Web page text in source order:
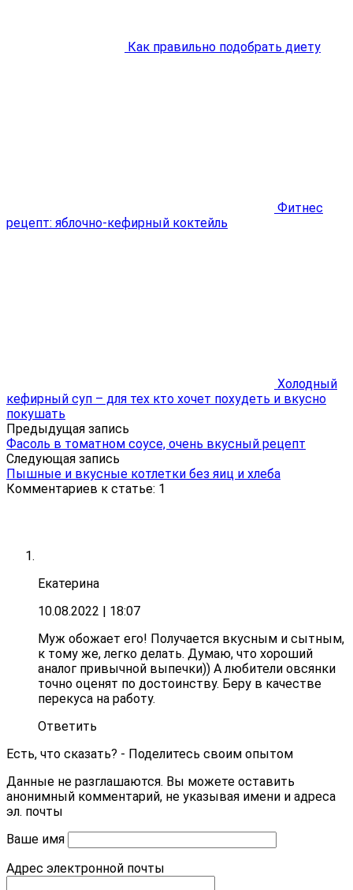
Как правильно подобрать диету
Фитнес
рецепт: яблочно-кефирный коктейль
Холодный
кефирный суп – для тех кто хочет похудеть и вкусно
покушать
Предыдущая запись
Фасоль в томатном соусе, очень вкусный рецепт
Следующая запись
Пышные и вкусные котлетки без яиц и хлеба
Комментариев к статье: 1
Екатерина
10.08.2022 | 18:07
Муж обожает его! Получается вкусным и сытным,
к тому же, легко делать. Думаю, что хороший
аналог привычной выпечки)) А любители овсянки
точно оценят по достоинству. Беру в качестве
перекуса на работу.
Ответить
Есть, что сказать? - Поделитесь своим опытом
Данные не разглашаются. Вы можете оставить
анонимный комментарий, не указывая имени и адреса
эл. почты
Ваше имя
Адрес электронной почты